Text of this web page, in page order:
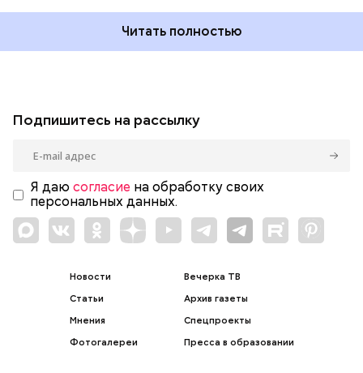
Читать полностью
Подпишитесь на рассылку
Я даю согласие на обработку своих
персональных данных.
Новости
Статьи
Мнения
Фотогалереи
Вечерка ТВ
Архив газеты
Спецпроекты
Пресса в образовании